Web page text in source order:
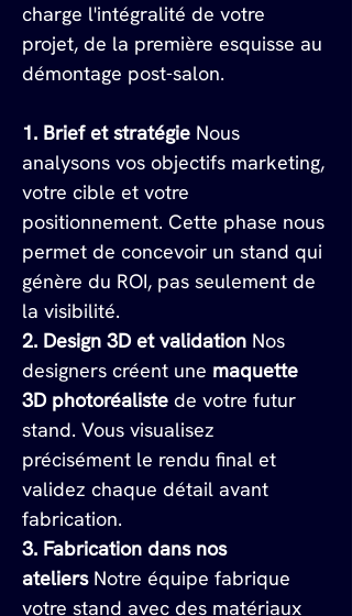
charge l'intégralité de votre
projet, de la première esquisse au
démontage post-salon.
1. Brief et stratégie Nous
analysons vos objectifs marketing,
votre cible et votre
positionnement. Cette phase nous
permet de concevoir un stand qui
génère du ROI, pas seulement de
la visibilité.
2. Design 3D et validation Nos
designers créent une maquette
3D photoréaliste de votre futur
stand. Vous visualisez
précisément le rendu final et
validez chaque détail avant
fabrication.
3. Fabrication dans nos
ateliers Notre équipe fabrique
votre stand avec des matériaux